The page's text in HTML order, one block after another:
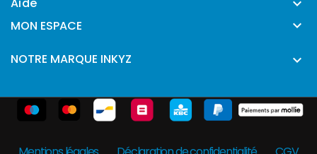
Aide 
MON ESPACE 
NOTRE MARQUE INKYZ 